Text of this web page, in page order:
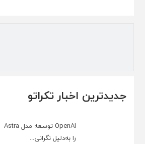
جدیدترین اخبار تکراتو
OpenAI توسعه مدل Astra
را به‌دلیل نگرانی...